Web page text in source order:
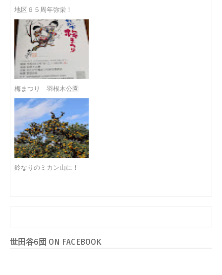
地区６５周年弥栄！
梅まつり 羽根木公園
鈴なりのミカン山に！
世田谷6団 ON FACEBOOK